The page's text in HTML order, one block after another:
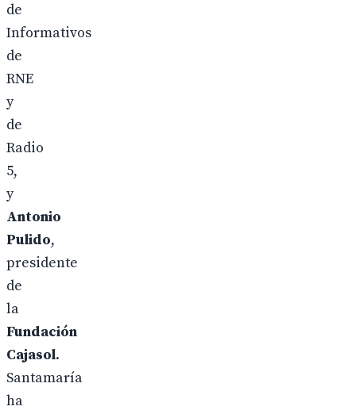
de
Informativos
de
RNE
y
de
Radio
5,
y
Antonio
Pulido,
presidente
de
la
Fundación
Cajasol.
Santamaría
ha